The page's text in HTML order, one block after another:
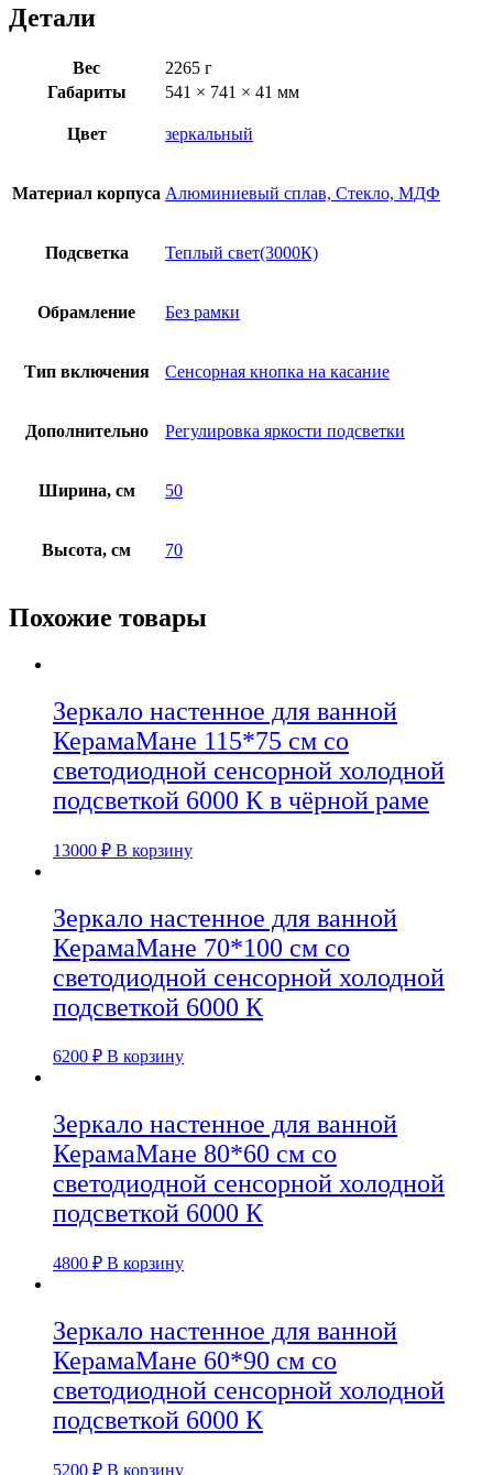
Детали
Вес
2265 г
Габариты
541 × 741 × 41 мм
Цвет зеркальный
Материал корпуса Алюминиевый сплав, Стекло, МДФ
Подсветка Теплый свет(3000К)
Обрамление Без рамки
Тип включения Сенсорная кнопка на касание
Дополнительно Регулировка яркости подсветки
Ширина, см 50
Высота, см 70
Похожие товары
Зеркало настенное для ванной
КерамаМане 115*75 см со
светодиодной сенсорной холодной
подсветкой 6000 К в чёрной раме
13000 ₽ В корзину
Зеркало настенное для ванной
КерамаМане 70*100 см со
светодиодной сенсорной холодной
подсветкой 6000 К
6200 ₽ В корзину
Зеркало настенное для ванной
КерамаМане 80*60 см со
светодиодной сенсорной холодной
подсветкой 6000 К
4800 ₽ В корзину
Зеркало настенное для ванной
КерамаМане 60*90 см со
светодиодной сенсорной холодной
подсветкой 6000 К
5200 ₽ В корзину